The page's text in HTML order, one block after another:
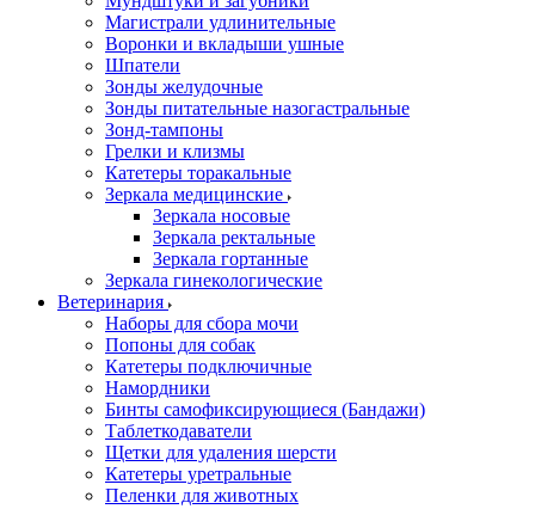
Магистрали удлинительные
Воронки и вкладыши ушные
Шпатели
Зонды желудочные
Зонды питательные назогастральные
Зонд-тампоны
Грелки и клизмы
Катетеры торакальные
Зеркала медицинские
Зеркала носовые
Зеркала ректальные
Зеркала гортанные
Зеркала гинекологические
Ветеринария
Наборы для сбора мочи
Попоны для собак
Катетеры подключичные
Намордники
Бинты самофиксирующиеся (Бандажи)
Таблеткодаватели
Щетки для удаления шерсти
Катетеры уретральные
Пеленки для животных